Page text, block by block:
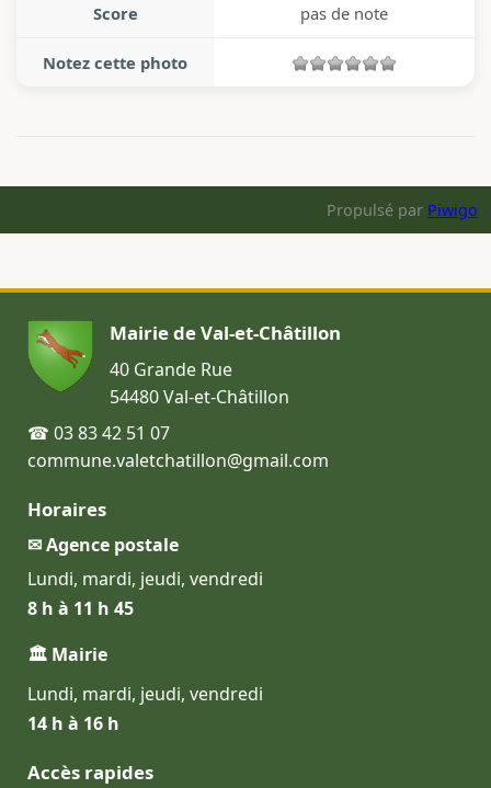
Score pas de note
Notez cette photo
Propulsé par Piwigo
Mairie de Val-et-Châtillon
40 Grande Rue
54480 Val-et-Châtillon
☎ 03 83 42 51 07
commune.valetchatillon@gmail.com
Horaires
✉ Agence postale
Lundi, mardi, jeudi, vendredi
8 h à 11 h 45
🏛 Mairie
Lundi, mardi, jeudi, vendredi
14 h à 16 h
Accès rapides